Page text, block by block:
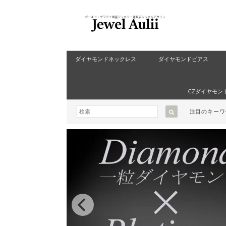
ダイヤモンドネックレス ダイヤモンドピアス
CZダイヤモン
注目のキー